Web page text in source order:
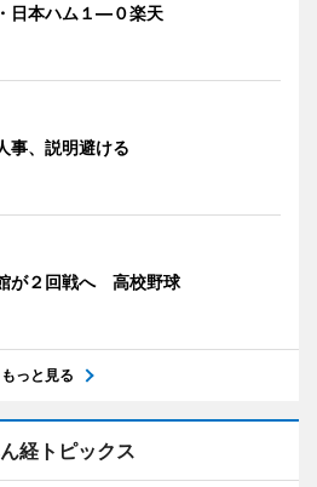
日本ハム１―０楽天
事、説明避ける
が２回戦へ 高校野球
もっと見る
経トピックス